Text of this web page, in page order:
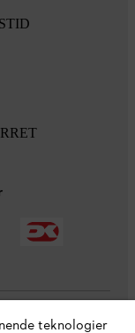
teknologier